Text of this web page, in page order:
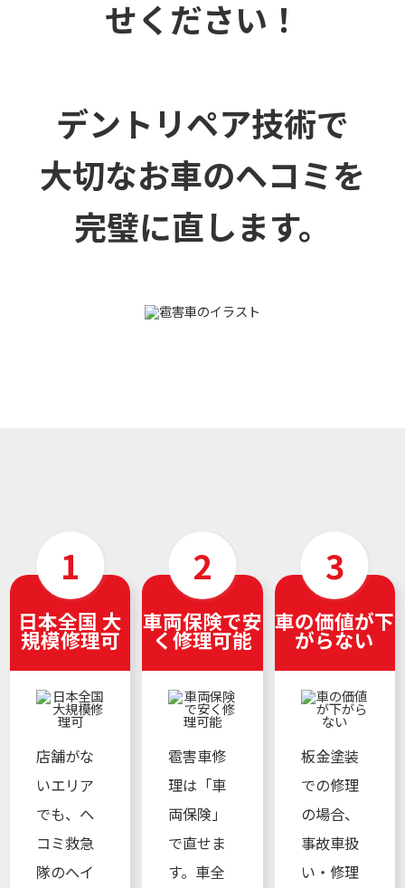
せください！
デントリペア技術で
大切なお車のヘコミを
完璧に直します。
日本全国 大
規模修理可
店舗がな
いエリア
でも、ヘ
コミ救急
隊のへイ
車両保険で安
く修理可能
雹害車修
理は「車
両保険」
で直せま
す。車全
車の価値が下
がらない
板金塗装
での修理
の場合、
事故車扱
い・修理